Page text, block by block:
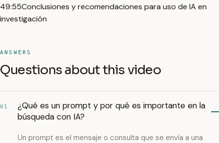
49:55Conclusiones y recomendaciones para uso de IA en
investigación
ANSWERS
Questions about this video
01
¿Qué es un prompt y por qué es importante en la
búsqueda con IA?
Un prompt es el mensaje o consulta que se envía a una